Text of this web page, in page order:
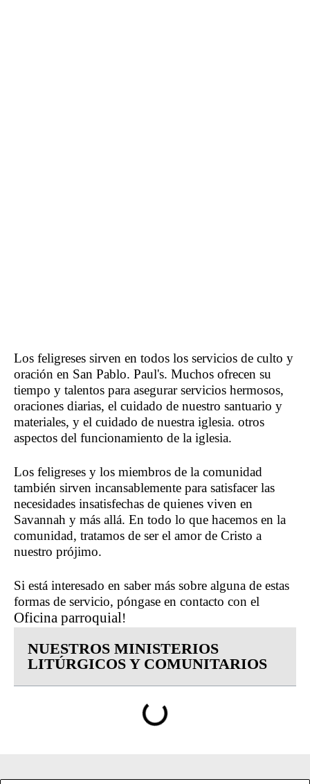
Los feligreses sirven en todos los servicios de culto y
oración en San Pablo. Paul's. Muchos ofrecen su
tiempo y talentos para asegurar servicios hermosos,
oraciones diarias, el cuidado de nuestro santuario y
materiales, y el cuidado de nuestra iglesia. otros
aspectos del funcionamiento de la iglesia.
Los feligreses y los miembros de la comunidad
también sirven incansablemente para satisfacer las
necesidades insatisfechas de quienes viven en
Savannah y más allá. En todo lo que hacemos en la
comunidad, tratamos de ser el amor de Cristo a
nuestro prójimo.
Si está interesado en saber más sobre alguna de estas
formas de servicio, póngase en contacto con el
Oficina parroquial!
NUESTROS MINISTERIOS
LITÚRGICOS Y COMUNITARIOS